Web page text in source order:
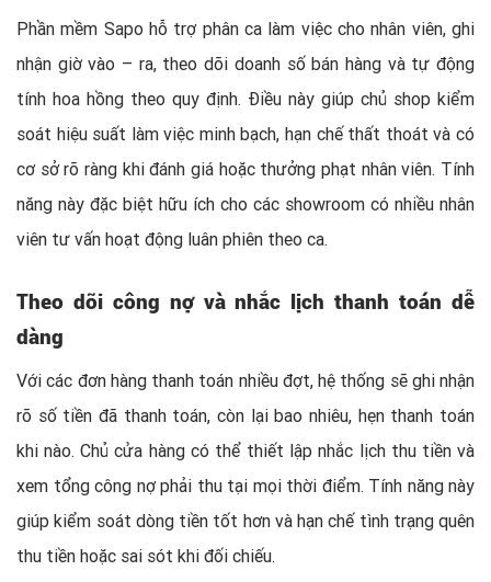
Phần mềm Sapo hỗ trợ phân ca làm việc cho nhân viên, ghi
nhận giờ vào – ra, theo dõi doanh số bán hàng và tự động
tính hoa hồng theo quy định. Điều này giúp chủ shop kiểm
soát hiệu suất làm việc minh bạch, hạn chế thất thoát và có
cơ sở rõ ràng khi đánh giá hoặc thưởng phạt nhân viên. Tính
năng này đặc biệt hữu ích cho các showroom có nhiều nhân
viên tư vấn hoạt động luân phiên theo ca.
Theo dõi công nợ và nhắc lịch thanh toán dễ
dàng
Với các đơn hàng thanh toán nhiều đợt, hệ thống sẽ ghi nhận
rõ số tiền đã thanh toán, còn lại bao nhiêu, hẹn thanh toán
khi nào. Chủ cửa hàng có thể thiết lập nhắc lịch thu tiền và
xem tổng công nợ phải thu tại mọi thời điểm. Tính năng này
giúp kiểm soát dòng tiền tốt hơn và hạn chế tình trạng quên
thu tiền hoặc sai sót khi đối chiếu.